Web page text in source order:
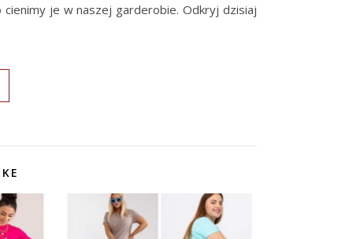
je w naszej garderobie. Odkryj dzisiaj